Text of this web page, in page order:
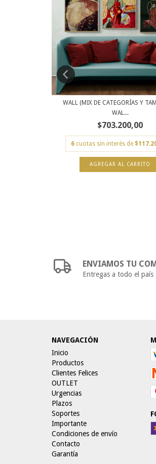
WALL (MIX DE CATEGORÍAS Y
WAL...
$703.200,00
6 cuotas sin interés de
ENVIAMOS TU
Entregas a todo el país
NAVEGACIÓN
Inicio
Productos
Clientes Felices
OUTLET
Urgencias
Plazos
Soportes
Importante
Condiciones de envío
Contacto
Garantía